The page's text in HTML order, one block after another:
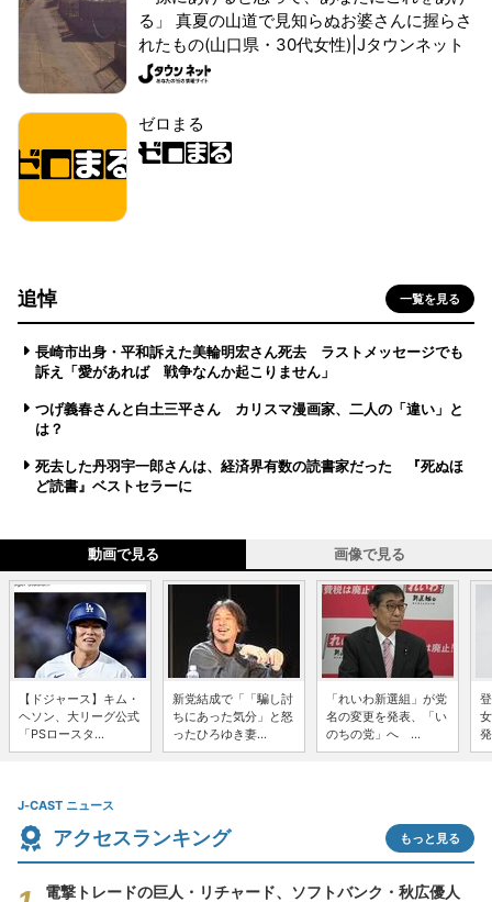
る」 真夏の山道で見知らぬお婆さんに握らさ
れたもの(山口県・30代女性)|Jタウンネット
ゼロまる
追悼 一覧を見る
長崎市出身・平和訴えた美輪明宏さん死去 ラストメッセージでも
訴え「愛があれば 戦争なんか起こりません」
つげ義春さんと白土三平さん カリスマ漫画家、二人の「違い」と
は？
死去した丹羽宇一郎さんは、経済界有数の読書家だった 『死ぬほ
ど読書』ベストセラーに
動画で見る 画像で見る
【ドジャース】キム・
ヘソン、大リーグ公式
「PSロースタ...
新党結成で「「騙し討
ちにあった気分」と怒
ったひろゆき妻...
「れいわ新選組」が党
名の変更を発表、「い
のちの党」へ ...
J-CAST ニュース
アクセスランキング もっと見る
電撃トレードの巨人・リチャード、ソフトバンク・秋広優人